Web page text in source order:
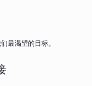
最渴望的目标。